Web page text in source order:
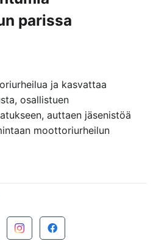
parissa
osallistuen
auttaen jäsenistöä
moottoriurheilun